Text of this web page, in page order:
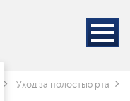
Уход за полостью рта